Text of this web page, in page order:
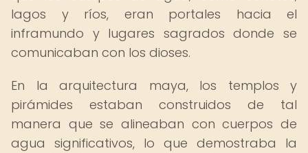
lagos y ríos, eran portales hacia el
inframundo y lugares sagrados donde se
comunicaban con los dioses.
En la arquitectura maya, los templos y
pirámides estaban construidos de tal
manera que se alineaban con cuerpos de
agua significativos, lo que demostraba la